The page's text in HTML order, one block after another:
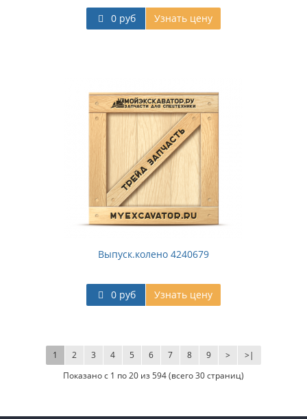
0 руб Узнать цену
Выпуск.колено 4240679
0 руб Узнать цену
1 2 3 4 5 6 7 8 9 > >|
Показано с 1 по 20 из 594 (всего 30 страниц)